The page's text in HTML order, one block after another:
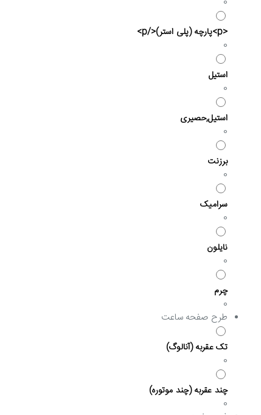
<p>پارچه (پلی استر)</p>
0
استیل
0
استیل,حصیری
0
برزنت
0
سرامیک
0
نایلون
0
چرم
0
طرح صفحه ساعت
تک عقربه (آنالوگ)
0
چند عقربه (چند موتوره)
0